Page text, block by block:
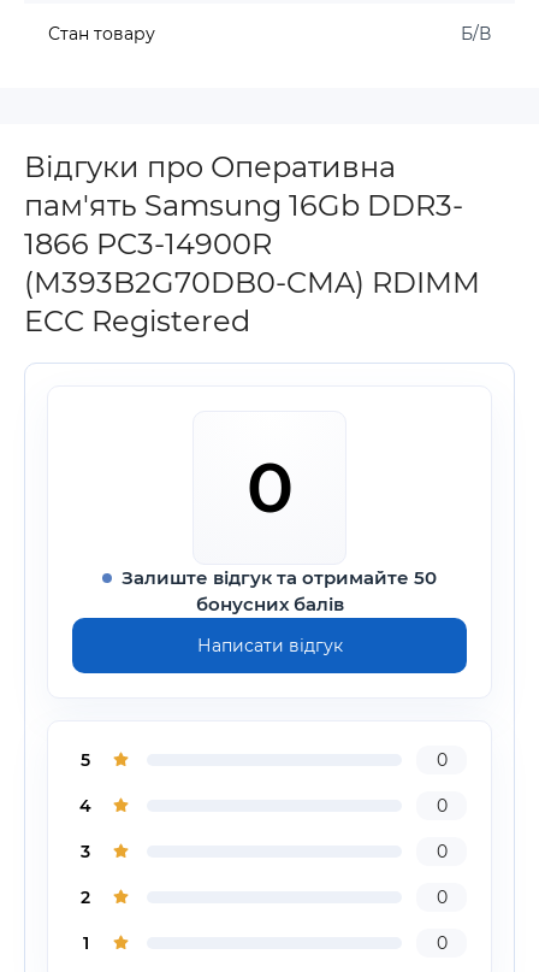
Стан товару Б/В
Відгуки про Оперативна
пам'ять Samsung 16Gb DDR3-
1866 PC3-14900R
(M393B2G70DB0-CMA) RDIMM
ECC Registered
0
Залиште відгук та отримайте 50
бонусних балів
Написати відгук
5 0
4 0
3 0
2 0
1 0